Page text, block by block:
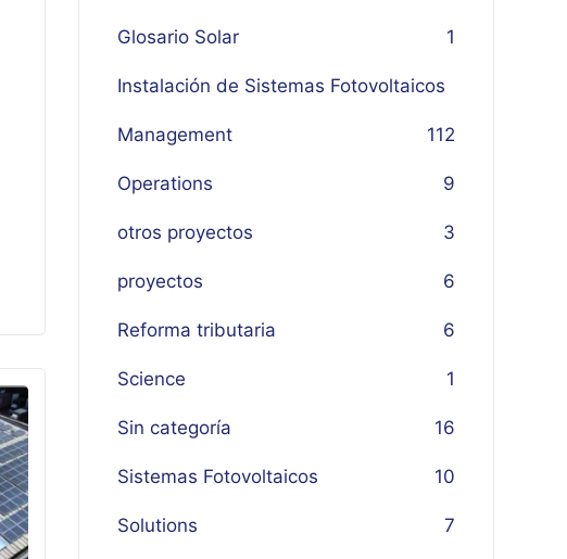
Glosario Solar 1
Instalación de Sistemas Fotovoltaicos
12
Management 1
Operations 9
otros proyectos 3
proyectos 6
Reforma tributaria 6
Science 1
Sin categoría 16
Sistemas Fotovoltaicos 10
Solutions 7